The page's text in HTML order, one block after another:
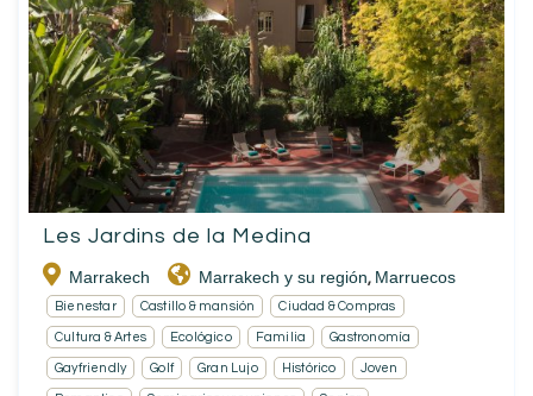
Les Jardins de la Medina
Marrakech Marrakech y su región, Marruecos
Bienestar Castillo & mansión Ciudad & Compras
Cultura & Artes Ecológico Familia Gastronomía
Gayfriendly Golf Gran Lujo Histórico Joven